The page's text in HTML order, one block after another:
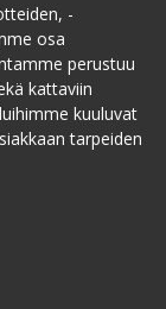
-
osa
perustuu
kattaviin
kuuluvat
tarpeiden